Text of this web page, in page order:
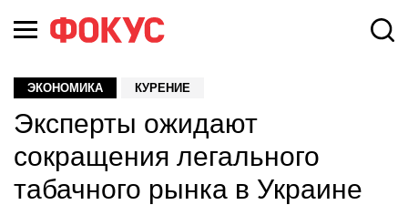
ЭКОНОМИКА КУРЕНИЕ
Эксперты ожидают
сокращения легального
табачного рынка в Украине